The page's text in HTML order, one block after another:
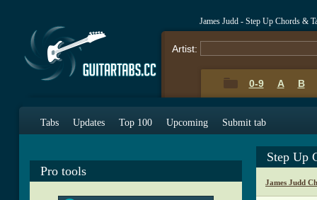
James Judd - Step Up Chords &
Artist:
0-9 A B
Tabs Updates Top 100 Upcoming Submit tab
Pro tools
Step Up
James Judd